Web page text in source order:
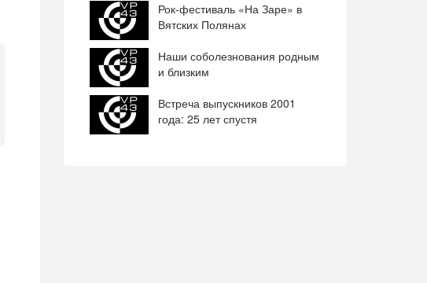
Рок-фестиваль «На Заре» в
Вятских Полянах
Наши соболезнования родным
и близким
Встреча выпускников 2001
года: 25 лет спустя